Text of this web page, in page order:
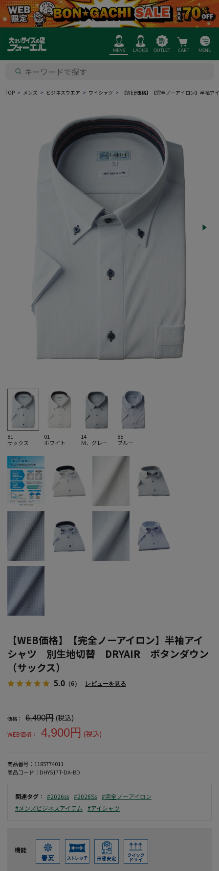
MENS LADIES OUTLET CART MENU
TOP メンズ ビジネスウエア ワイシャツ 【WEB価格】【完全ノーアイロン】半袖
81
サックス
01
ホワイト
14
Ｍ．グレー
85
ブルー
【WEB価格】【完全ノーアイロン】半袖アイ
シャツ 別生地切替 DRYAIR ボタンダウン
（サックス）
5.0 （6） レビューを見る
価格： 6,490円 (税込)
WEB価格： 4,900円 (税込)
商品番号： 1185774011
商品コード： DHY517T-DA-BD
関連タグ ： #2026ss #2026Ss #完全ノーアイロン
#メンズビジネスアイテム
#アイシャツ
機能